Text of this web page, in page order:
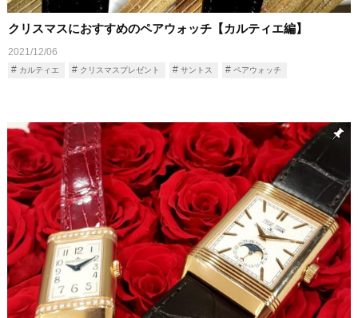
クリスマスにおすすめのペアウォッチ【カルティエ編】
2021/12/06
カルティエ クリスマスプレゼント サントス ペアウォッチ